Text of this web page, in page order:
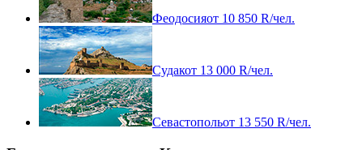
Феодосияот 10 850 R/чел.
Судакот 13 000 R/чел.
Севастопольот 13 550 R/чел.